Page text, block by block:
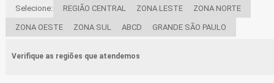
Selecione: REGIÃO CENTRAL ZONA LESTE ZONA NORTE
ZONA OESTE ZONA SUL ABCD GRANDE SÃO PAULO
Verifique as regiões que atendemos